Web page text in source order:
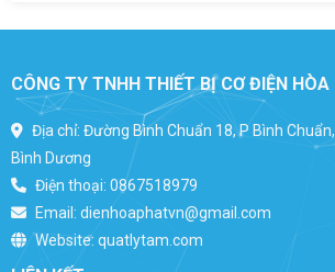
CÔNG TY TNHH THIẾT BỊ CƠ ĐIỆN HÒA
Địa chỉ: Đường Bình Chuẩn 18, P Bình
Bình Dương
Điện thoại: 0867518979
Email: dienhoaphatvn@gmail.com
Website: quatlytam.com